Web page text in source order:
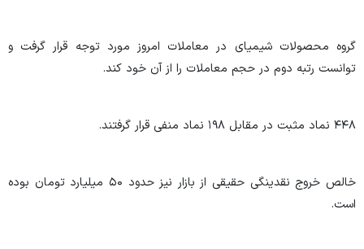
گروه محصولات شیمیای در معاملات امروز مورد توجه قرار گرفت و
توانست رتبه دوم در حجم معاملات را از آن خود کند.
۴۴۸ نماد مثبت در مقابل ۱۹۸ نماد منفی قرار گرفتند.
خالص خروج نقدینگی حقیقی از بازار نیز حدود ۵۰ میلیارد تومان بوده
است.